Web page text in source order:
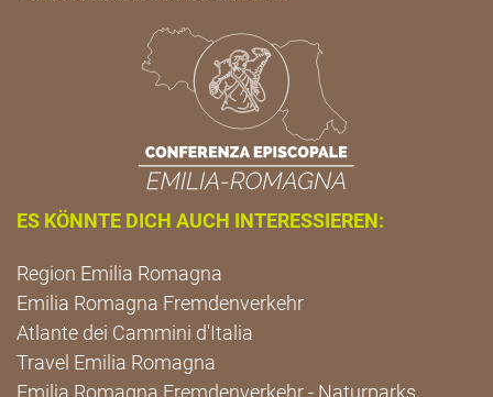
ES KÖNNTE DICH AUCH INTERESSIEREN:
Region Emilia Romagna
Emilia Romagna Fremdenverkehr
Atlante dei Cammini d'Italia
Travel Emilia Romagna
Emilia Romagna Fremdenverkehr - Naturparks